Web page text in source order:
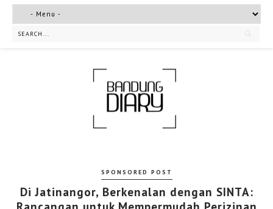
SPONSORED POST
Di Jatinangor, Berkenalan dengan SINTA: